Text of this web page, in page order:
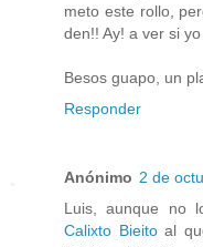
meto este rollo,
den!! Ay! a ver si
Besos guapo, un
Responder
Anónimo 2 de
Luis, aunque no
Calixto Bieitoal